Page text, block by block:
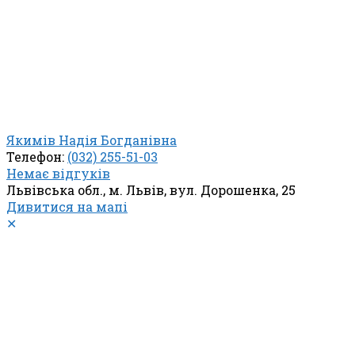
Якимів Надія Богданівна
Телефон: (032) 255-51-03
Немає відгуків
Львівська обл., м. Львів, вул. Дорошенка, 25
Дивитися на мапі
✕